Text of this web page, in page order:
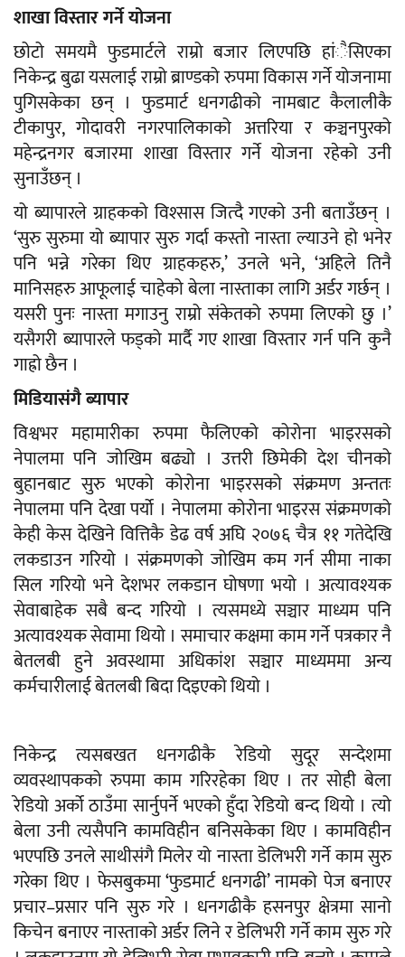
शाखा विस्तार गर्ने योजना
छोटो समयमै फुडमार्टले राम्रो बजार लिएपछि हांैसिएका
निकेन्द्र बुढा यसलाई राम्रो ब्राण्डको रुपमा विकास गर्ने योजनामा
पुगिसकेका छन् । फुडमार्ट धनगढीको नामबाट कैलालीकै
टीकापुर, गोदावरी नगरपालिकाको अत्तरिया र कञ्चनपुरको
महेन्द्रनगर बजारमा शाखा विस्तार गर्ने योजना रहेको उनी
सुनाउँछन् ।
यो ब्यापारले ग्राहकको विश्सास जित्दै गएको उनी बताउँछन् ।
‘सुरु सुरुमा यो ब्यापार सुरु गर्दा कस्तो नास्ता ल्याउने हो भनेर
पनि भन्ने गरेका थिए ग्राहकहरु,’ उनले भने, ‘अहिले तिनै
मानिसहरु आफूलाई चाहेको बेला नास्ताका लागि अर्डर गर्छन् ।
यसरी पुनः नास्ता मगाउनु राम्रो संकेतको रुपमा लिएको छु ।’
यसैगरी ब्यापारले फड्को मार्दै गए शाखा विस्तार गर्न पनि कुनै
गाह्रो छैन ।
मिडियासंगै ब्यापार
विश्वभर महामारीका रुपमा फैलिएको कोरोना भाइरसको
नेपालमा पनि जोखिम बढ्यो । उत्तरी छिमेकी देश चीनको
बुहानबाट सुरु भएको कोरोना भाइरसको संक्रमण अन्ततः
नेपालमा पनि देखा पर्यो । नेपालमा कोरोना भाइरस संक्रमणको
केही केस देखिने वित्तिकै डेढ वर्ष अघि २०७६ चैत्र ११ गतेदेखि
लकडाउन गरियो । संक्रमणको जोखिम कम गर्न सीमा नाका
सिल गरियो भने देशभर लकडान घोषणा भयो । अत्यावश्यक
सेवाबाहेक सबै बन्द गरियो । त्यसमध्ये सञ्चार माध्यम पनि
अत्यावश्यक सेवामा थियो । समाचार कक्षमा काम गर्ने पत्रकार नै
बेतलबी हुने अवस्थामा अधिकांश सञ्चार माध्यममा अन्य
कर्मचारीलाई बेतलबी बिदा दिइएको थियो ।
निकेन्द्र त्यसबखत धनगढीकै रेडियो सुदूर सन्देशमा
व्यवस्थापकको रुपमा काम गरिरहेका थिए । तर सोही बेला
रेडियो अर्को ठाउँमा सार्नुपर्ने भएको हुँदा रेडियो बन्द थियो । त्यो
बेला उनी त्यसैपनि कामविहीन बनिसकेका थिए । कामविहीन
भएपछि उनले साथीसंगै मिलेर यो नास्ता डेलिभरी गर्ने काम सुरु
गरेका थिए । फेसबुकमा ‘फुडमार्ट धनगढी’ नामको पेज बनाएर
प्रचार–प्रसार पनि सुरु गरे । धनगढीकै हसनपुर क्षेत्रमा सानो
किचेन बनाएर नास्ताको अर्डर लिने र डेलिभरी गर्ने काम सुरु गरे